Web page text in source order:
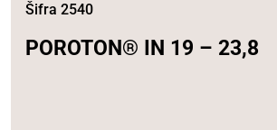
Šifra 2540
POROTON® IN 19 – 23,8